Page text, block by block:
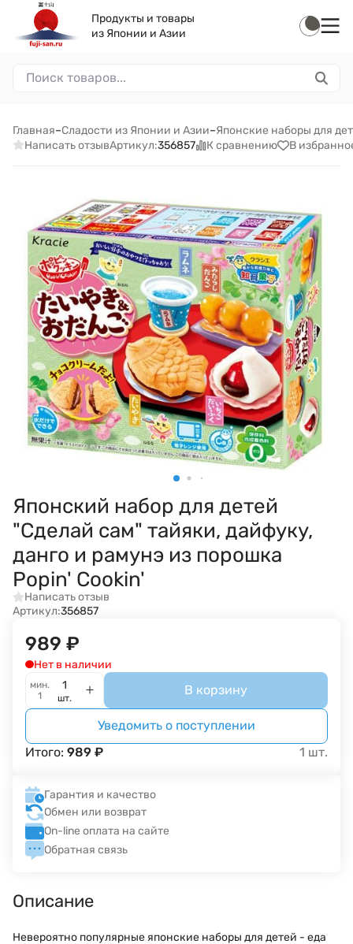
Продукты и товары
из Японии и Азии
Главная–Сладости из Японии и Азии–Японские наборы для
Написать отзывАртикул:356857 К сравнению В
Японский набор для детей
"Сделай сам" тайяки, дайфуку,
данго и рамунэ из порошка
Popin' Cookin'
Написать отзыв
Артикул:356857
989 ₽
Нет в наличии
мин.
1
шт.
В корзину
Уведомить о поступлении
Итого: 989 ₽ 1 шт.
Гарантия и качество
Обмен или возврат
On-line оплата на сайте
Обратная связь
Описание
Невероятно популярные японские наборы для детей - еда